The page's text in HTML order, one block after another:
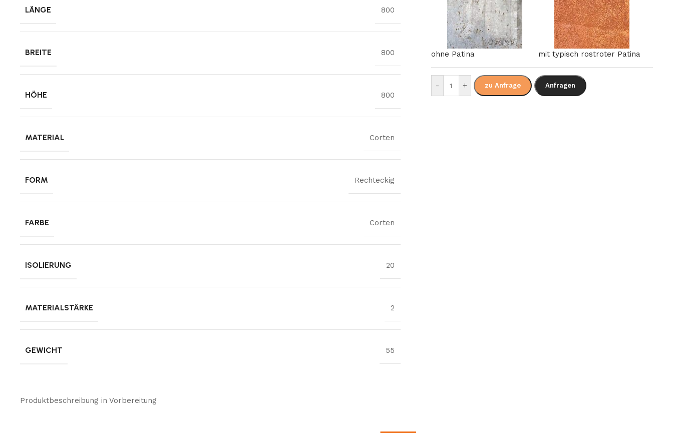
LÄNGE 800
BREITE 800
HÖHE 800
MATERIAL Corten
FORM Rechteckig
FARBE Corten
ISOLIERUNG 20
MATERIALSTÄRKE 2
GEWICHT 55
Produktbeschreibung in Vorbereitung
ohne Patina mit typisch rostroter Patina
- + zu Anfrage Anfragen